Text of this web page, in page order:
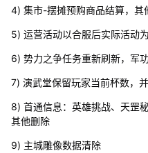
4) 集市-摆摊预购商品结算，其
5) 运营活动以合服后实际活动
6) 势力之争任务重新刷新，军
7) 演武堂保留玩家当前杯数，
8) 首通信息：英雄挑战、天罡
其他删除
9) 主城雕像数据清除